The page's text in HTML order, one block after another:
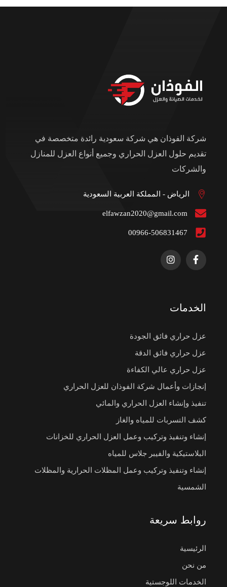
شركة الفوذان هي شركة سعودية رائدة متخصصة في
تقديم حلول العزل الحراري وجميع أنواع العزل للمنازل
والشركات
الرياض - المملكة العربية السعودية
elfawzan2020@gmail.com
00966-506831467
الخدمات
عزل حراري فائق الجودة
عزل حراري فائق الدقة
عزل حراري عالي الكفاءة
إنجازات وأعمال شركة الفوذان للعزل الحراري
تنفيذ وإنشاء العزل الحراري والمائي
كشف التسربات للمياه والغاز
إنشاء وتنفيذ وتركيب وعمل العزل الحراري للخزانات
البلاستيكية والفيبر جلاس للمياه
إنشاء وتنفيذ وتركيب وعمل المظلات الحرارية والمظلات
الشمسية
روابط سريعة
الرئيسية
من نحن
الخدمات اللوجستية